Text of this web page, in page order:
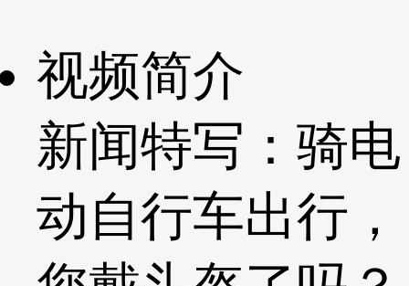
视频简介
新闻特写：骑电
动自行车出行，